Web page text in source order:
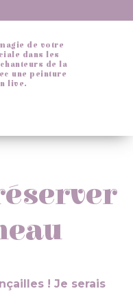
de votre
dans les
de la
une peinture
live.
! Je serais